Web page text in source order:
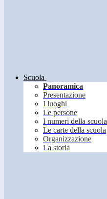
Scuola
Panoramica
Presentazione
I luoghi
Le persone
I numeri della scuola
Le carte della scuola
Organizzazione
La storia